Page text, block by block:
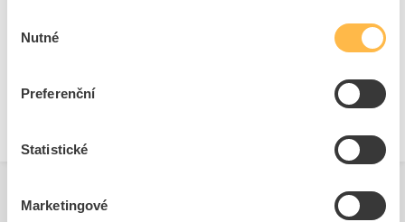
souhlasu
Nutné
Preferenční
Statistické
Marketingové
Typ připojení pomocného
Typ napětí pro ovládání